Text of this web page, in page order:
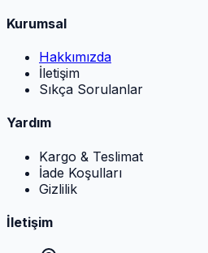
Kurumsal
Hakkımızda
İletişim
Sıkça Sorulanlar
Yardım
Kargo & Teslimat
İade Koşulları
Gizlilik
İletişim